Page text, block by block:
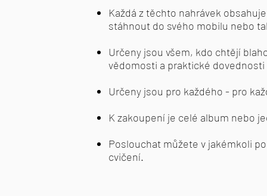
Každá z těchto nahrávek
stáhnout do svého mobilu nebo
Určeny jsou všem, kdo chtějí
vědomosti a praktické
Určeny jsou pro každého - pro
K zakoupení je celé album nebo
Poslouchat můžete v jakémkoli
cvičení.